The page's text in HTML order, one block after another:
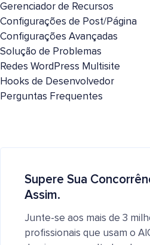
Gerenciador de Recursos
Configurações de Post/Página
Configurações Avançadas
Solução de Problemas
Redes WordPress Multisite
Hooks de Desenvolvedor
Perguntas Frequentes
Supere Sua
Assim.
Junte-se aos mais de 3
profissionais que usam o